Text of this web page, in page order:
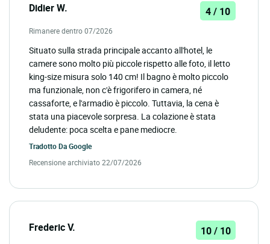
Didier W. 4 / 10
Rimanere dentro 07/2026
Situato sulla strada principale accanto all'hotel, le
camere sono molto più piccole rispetto alle foto, il letto
king-size misura solo 140 cm! Il bagno è molto piccolo
ma funzionale, non c'è frigorifero in camera, né
cassaforte, e l'armadio è piccolo. Tuttavia, la cena è
stata una piacevole sorpresa. La colazione è stata
deludente: poca scelta e pane mediocre.
Tradotto DaGoogle
Recensione archiviato 22/07/2026
Frederic V. 10 / 10